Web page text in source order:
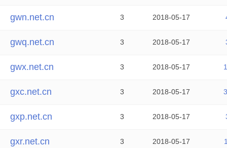
gwn.net.cn 3 2018-05-17
gwq.net.cn 3 2018-05-17
gwx.net.cn 3 2018-05-17
gxc.net.cn 3 2018-05-17
gxp.net.cn 3 2018-05-17
gxr.net.cn 3 2018-05-17